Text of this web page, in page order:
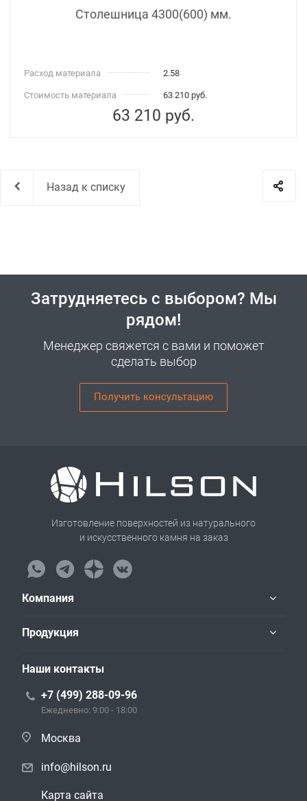
Столешница 4300(600) мм.
Расход материала 2.58
Стоимость материала 63 210 руб.
63 210 руб.
Назад к списку
Затрудняетесь с выбором? Мы
рядом!
Менеджер свяжется с вами и поможет
сделать выбор
Получить консультацию
Изготовление поверхностей из натурального
и искусственного камня на заказ
Компания
Продукция
Наши контакты
+7 (499) 288-09-96
Ежедневно: 9:00 - 18:00
Москва
info@hilson.ru
Карта сайта